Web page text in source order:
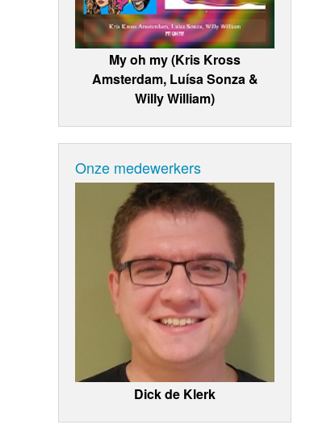
My oh my (Kris Kross
Amsterdam, Luísa Sonza &
Willy William)
Onze medewerkers
Dick de Klerk